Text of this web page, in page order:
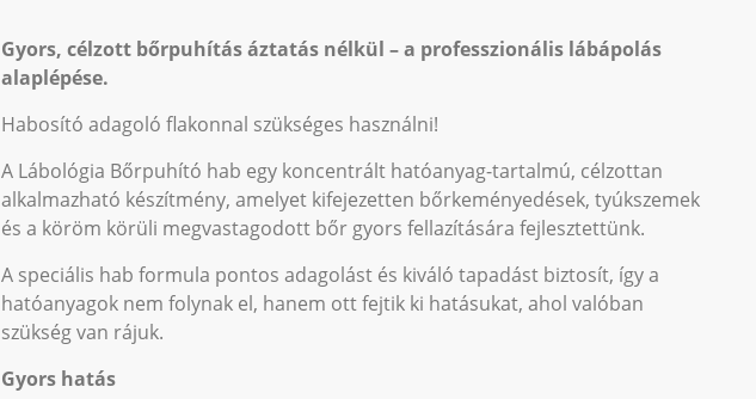
Gyors, célzott bőrpuhítás áztatás nélkül – a professzionális lábápolás
alaplépése.
Habosító adagoló flakonnal szükséges használni!
A Lábológia Bőrpuhító hab egy koncentrált hatóanyag-tartalmú, célzottan
alkalmazható készítmény, amelyet kifejezetten bőrkeményedések, tyúkszemek
és a köröm körüli megvastagodott bőr gyors fellazítására fejlesztettünk.
A speciális hab formula pontos adagolást és kiváló tapadást biztosít, így a
hatóanyagok nem folynak el, hanem ott fejtik ki hatásukat, ahol valóban
szükség van rájuk.
Gyors hatás